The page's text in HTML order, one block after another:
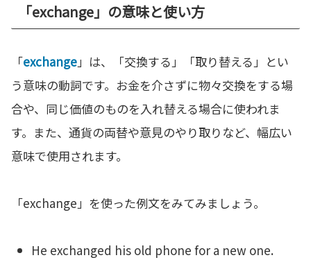
「exchange」の意味と使い方
「exchange」は、「交換する」「取り替える」とい
う意味の動詞です。お金を介さずに物々交換をする場
合や、同じ価値のものを入れ替える場合に使われま
す。また、通貨の両替や意見のやり取りなど、幅広い
意味で使用されます。
「exchange」を使った例文をみてみましょう。
He exchanged his old phone for a new one.